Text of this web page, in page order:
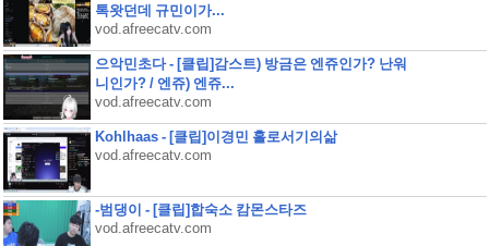
톡왓던데 규민이가...
vod.afreecatv.com
으악민초다 - [클립]감스트) 방금은 엔쥬인가? 난워
니인가? / 엔쥬) 엔쥬...
vod.afreecatv.com
Kohlhaas - [클립]이경민 홀로서기의삶
vod.afreecatv.com
-범댕이 - [클립]합숙소 캄몬스타즈
vod.afreecatv.com